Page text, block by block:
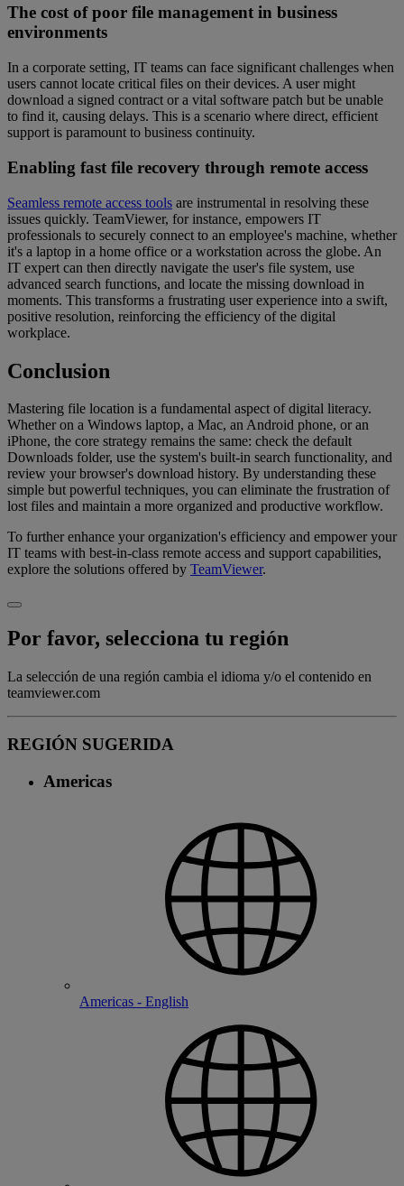
The cost of poor file management in business
environments
In a corporate setting, IT teams can face significant challenges when
users cannot locate critical files on their devices. A user might
download a signed contract or a vital software patch but be unable
to find it, causing delays. This is a scenario where direct, efficient
support is paramount to business continuity.
Enabling fast file recovery through remote access
Seamless remote access tools are instrumental in resolving these
issues quickly. TeamViewer, for instance, empowers IT
professionals to securely connect to an employee's machine, whether
it's a laptop in a home office or a workstation across the globe. An
IT expert can then directly navigate the user's file system, use
advanced search functions, and locate the missing download in
moments. This transforms a frustrating user experience into a swift,
positive resolution, reinforcing the efficiency of the digital
workplace.
Conclusion
Mastering file location is a fundamental aspect of digital literacy.
Whether on a Windows laptop, a Mac, an Android phone, or an
iPhone, the core strategy remains the same: check the default
Downloads folder, use the system's built-in search functionality, and
review your browser's download history. By understanding these
simple but powerful techniques, you can eliminate the frustration of
lost files and maintain a more organized and productive workflow.
To further enhance your organization's efficiency and empower your
IT teams with best-in-class remote access and support capabilities,
explore the solutions offered by TeamViewer.
Por favor, selecciona tu región
La selección de una región cambia el idioma y/o el contenido en
teamviewer.com
REGIÓN SUGERIDA
Americas
Americas - English